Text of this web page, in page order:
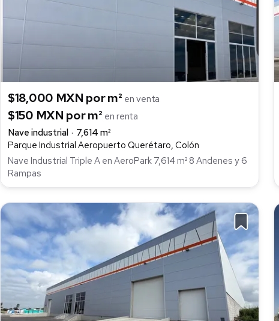
$18,000 MXN por m² en venta
$150 MXN por m² en renta
Nave industrial
7,614 m²
Parque Industrial Aeropuerto Querétaro, Colón
Nave Industrial Triple A en AeroPark 7,614 m² 8 Andenes y 6
Rampas